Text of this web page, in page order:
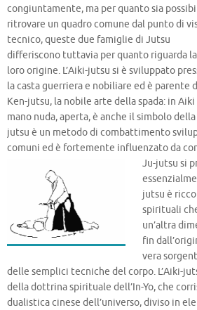
congiuntamente, ma per quanto sia
ritrovare un quadro comune dal punto di
tecnico, queste due famiglie di Jutsu
differiscono tuttavia per quanto riguarda la
loro origine. L’Aiki-jutsu si è sviluppato
la casta guerriera e nobiliare ed è parente
Ken-jutsu, la nobile arte della spada: in Aiki
mano nuda, aperta, è anche il simbolo
jutsu è un metodo di combattimento
comuni ed è fortemente influenzato da
Ju-jutsu si
jutsu è
spirituali
un’altra
fin
vera
delle semplici tecniche del corpo. L’Aiki-
della dottrina spirituale dell’In-Yo, che
dualistica cinese dell’universo, diviso in